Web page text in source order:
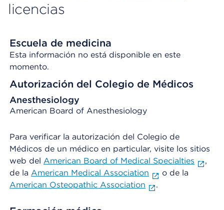
licencias
Escuela de medicina
Esta información no está disponible en este
momento.
Autorización del Colegio de Médicos
Anesthesiology
American Board of Anesthesiology
Para verificar la autorización del Colegio de
Médicos de un médico en particular, visite los sitios
web del American Board of Medical Specialties
,
de la American Medical Association
o de la
American Osteopathic Association
.